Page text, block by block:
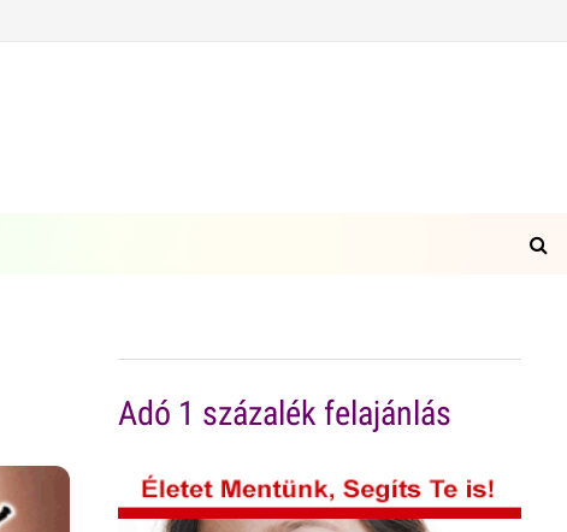
Adó 1 százalék felajánlás